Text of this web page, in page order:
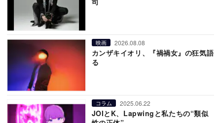
映画 2026.08.08
カンザキイオリ、『禍禍女』の狂気語
る
コラム 2025.06.22
JOIとK、Lapwingと私たちの“類似